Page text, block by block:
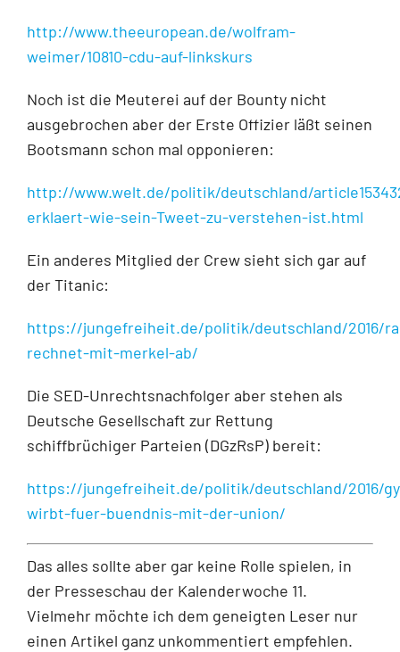
http://www.theeuropean.de/wolfram-
weimer/10810-cdu-auf-linkskurs
Noch ist die Meuterei auf der Bounty nicht
ausgebrochen aber der Erste Offizier läßt seinen
Bootsmann schon mal opponieren:
http://www.welt.de/politik/deutschland/
erklaert-wie-sein-Tweet-zu-verstehen-ist.html
Ein anderes Mitglied der Crew sieht sich gar auf
der Titanic:
https://jungefreiheit.de/politik/deutschland/2016/
rechnet-mit-merkel-ab/
Die SED-Unrechtsnachfolger aber stehen als
Deutsche Gesellschaft zur Rettung
schiffbrüchiger Parteien (DGzRsP) bereit:
https://jungefreiheit.de/politik/deutschland/2016/
wirbt-fuer-buendnis-mit-der-union/
Das alles sollte aber gar keine Rolle spielen, in
der Presseschau der Kalenderwoche 11.
Vielmehr möchte ich dem geneigten Leser nur
einen Artikel ganz unkommentiert empfehlen.